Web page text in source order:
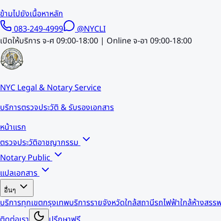
ข้ามไปยังเนื้อหาหลัก
083-249-4999
@NYCLI
เปิดให้บริการ จ-ศ 09:00-18:00 | Online จ-อา 09:00-18:00
NYC Legal & Notary Service
บริการตรวจประวัติ & รับรองเอกสาร
หน้าแรก
ตรวจประวัติอาชญากรรม
Notary Public
แปลเอกสาร
อื่นๆ
บริการทุกเขตกรุงเทพบริการรายจังหวัดใกล้สถานีรถไฟฟ้าใกล้ห้างสรร